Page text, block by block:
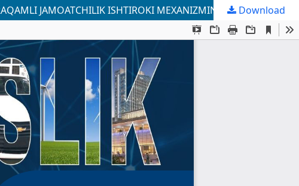
JAMOATCHILIK ISHTIROKI MEXANIZMINING AHAMIYATI
Download